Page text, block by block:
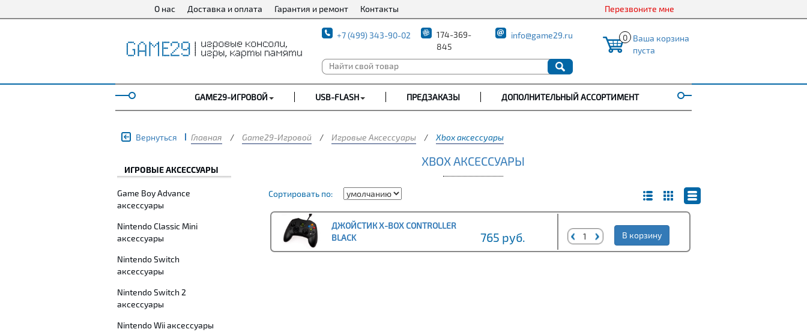
О нас Доставка и оплата Гарантия и ремонт Контакты Перезвоните мне
+7 (499) 343-90-02
174-369-
845
info@game29.ru 0 Ваша корзина
пуста
GAME29-ИГРОВОЙ USB-FLASH ПРЕДЗАКАЗЫ ДОПОЛНИТЕЛЬНЫЙ АССОРТИМЕНТ
Вернуться Главная / Game29-Игровой / Игровые Аксессуары / Xbox аксессуары
ИГРОВЫЕ АКСЕССУАРЫ
Game Boy Advance
аксессуары
Nintendo Classic Mini
аксессуары
Nintendo Switch
аксессуары
Nintendo Switch 2
аксессуары
Nintendo Wii аксессуары
XBOX АКСЕССУАРЫ
Сортировать по:
ДЖОЙСТИК Х-BOX CONTROLLER
BLACK
765 руб. В корзину